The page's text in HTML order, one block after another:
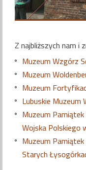
Z najbliższych nam i
Muzeum Wzgórz
Muzeum
Muzeum
Lubuskie Muzeum
Muzeum
Wojska Polskiego
Muzeum
Starych